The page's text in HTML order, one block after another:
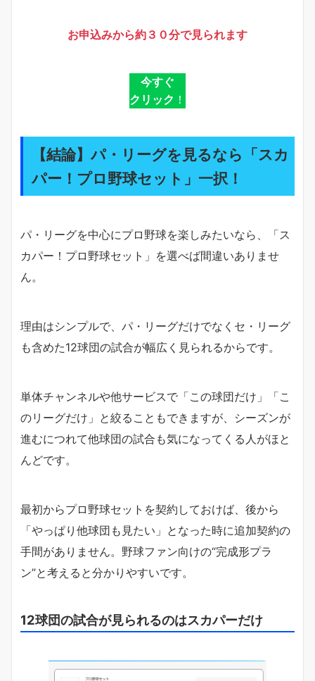
お申込みから約３０分で見られます
今すぐ
クリック ！
【結論】パ・リーグを見るなら「スカ
パー！プロ野球セット」一択！
パ・リーグを中心にプロ野球を楽しみたいなら、「ス
カパー！プロ野球セット」を選べば間違いありませ
ん。
理由はシンプルで、パ・リーグだけでなくセ・リーグ
も含めた12球団の試合が幅広く見られるからです。
単体チャンネルや他サービスで「この球団だけ」「こ
のリーグだけ」と絞ることもできますが、シーズンが
進むにつれて他球団の試合も気になってくる人がほと
んどです。
最初からプロ野球セットを契約しておけば、後から
「やっぱり他球団も見たい」となった時に追加契約の
手間がありません。野球ファン向けの“完成形プラ
ン”と考えると分かりやすいです。
12球団の試合が見られるのはスカパーだけ